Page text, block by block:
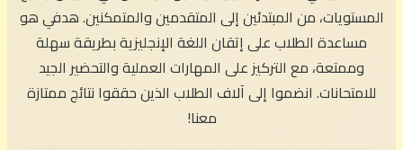
المستويات، من المبتدئين إلى المتقدمين والمتمكنين. هدفي هو
مساعدة الطلاب على إتقان اللغة الإنجليزية بطريقة سهلة
وممتعة، مع التركيز على المهارات العملية والتحضير الجيد
للامتحانات. انضموا إلى آلاف الطلاب الذين حققوا نتائج ممتازة
معنا!